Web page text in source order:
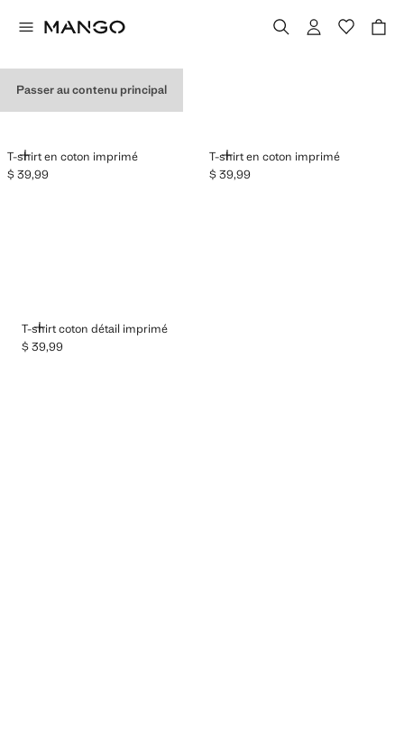
Passer au contenu principal
T-shirt en coton imprimé
AJOUTER
Prix actuel [$ 39,99 ]
$ 39,99
T-shirt en coton imprimé
AJOUTER
Prix actuel [$ 39,99 ]
$ 39,99
T-shirt coton détail imprimé
AJOUTER
Prix actuel [$ 39,99 ]
$ 39,99